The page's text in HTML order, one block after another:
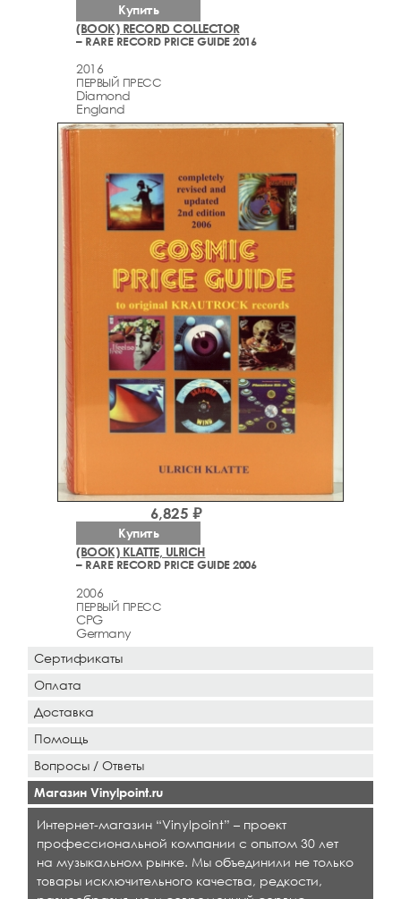
(BOOK) RECORD COLLECTOR
– RARE RECORD PRICE GUIDE 2016
2016
ПЕРВЫЙ ПРЕСС
Diamond
England
Купить
(BOOK) KLATTE, ULRICH
– RARE RECORD PRICE GUIDE 2006
2006
ПЕРВЫЙ ПРЕСС
CPG
Germany
6,825 ₽
Купить
Сертификаты
Оплата
Доставка
Помощь
Вопросы / Ответы
Магазин Vinylpoint.ru
Интернет-магазин “Vinylpoint” – проект
профессиональной компании с опытом 30 лет
на музыкальном рынке. Мы объединили не только
товары исключительного качества, редкости,